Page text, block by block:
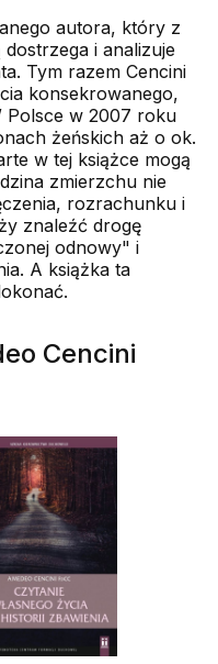
autora, który z
i analizuje
Tym razem Cencini
konsekrowanego,
Polsce w 2007 roku
żeńskich aż o ok.
w tej książce mogą
zmierzchu nie
rozrachunku i
znaleźć drogę
odnowy" i
A książka ta
Cencini